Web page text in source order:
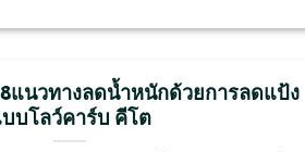
8แนวทางลดน้ำหนักด้วยการลดแป้ง
บโลว์คาร์บ คีโต